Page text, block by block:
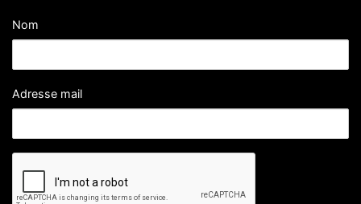
Nom
Adresse mail